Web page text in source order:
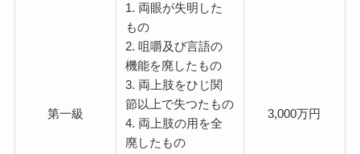
第一級
1. 両眼が失明した
もの
2. 咀嚼及び言語の
機能を廃したもの
3. 両上肢をひじ関
節以上で失つたもの
4. 両上肢の用を全
廃したもの
3,000万円